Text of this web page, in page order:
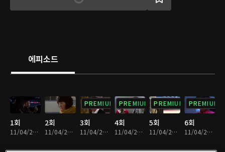
그는 은수를 통해 진짜 사랑을 알아간다.
에피소드
1회
11/04/2022 • 1시간 2분
2회
11/04/2022 • 1시간
PREMIUM
3회
11/04/2022 • 1시간
PREMIUM
4회
11/04/2022 • 1시간 1분
PREMIUM
5회
11/04/2022 • 59분
PREMIUM
6회
11/04/2022 • 1시간 9분